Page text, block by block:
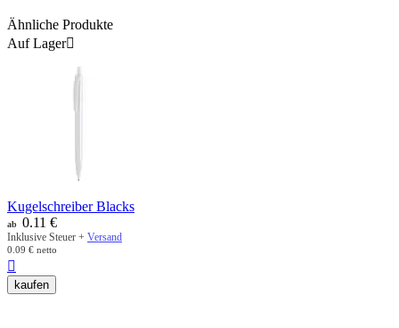
Ähnliche Produkte
Auf Lager
Kugelschreiber Blacks
ab 0.11 €
Inklusive Steuer + Versand
0.09 € netto

kaufen